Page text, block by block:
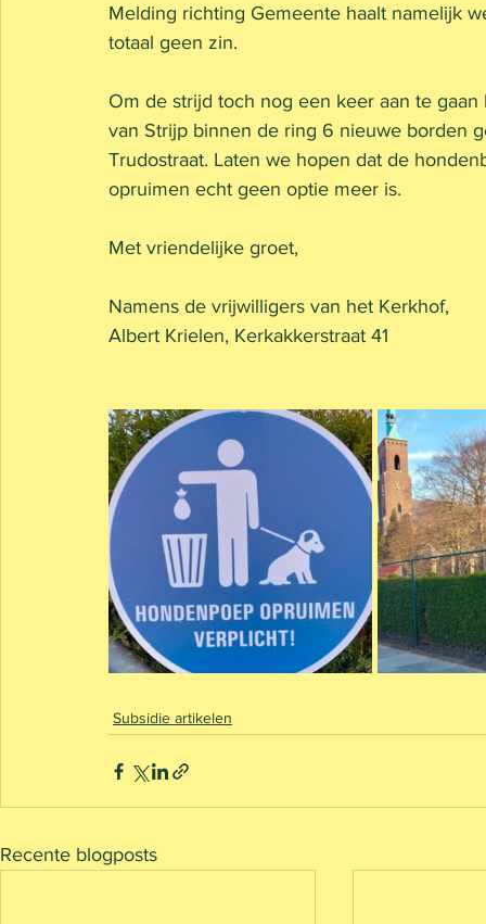
Melding richting Gemeente haalt namelijk
totaal geen zin.
Om de strijd toch nog een keer aan te
van Strijp binnen de ring 6 nieuwe borden
Trudostraat. Laten we hopen dat de
opruimen echt geen optie meer is.
Met vriendelijke groet,
Namens de vrijwilligers van het Kerkhof,
Albert Krielen, Kerkakkerstraat 41
Subsidie artikelen
Recente blogposts